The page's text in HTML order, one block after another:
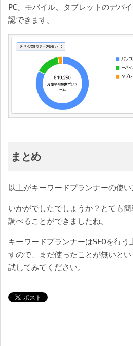
PC、モバイル、タブレットのデバ
認できます。
まとめ
以上がキーワードプランナーの使い
いかがでしたでしょうか？とても
調べることができましたね。
キーワードプランナーはSEOを行
すので、まだ使ったことが無いと
試してみてください。